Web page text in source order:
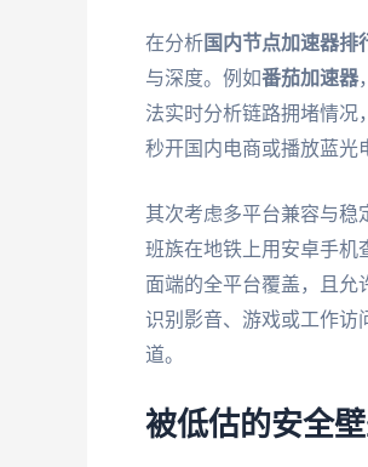
在分析国内节点加速器排
与深度。例如番茄加速器
法实时分析链路拥堵情况
秒开国内电商或播放蓝光
其次考虑多平台兼容与稳
班族在地铁上用安卓手机
面端的全平台覆盖，且允
识别影音、游戏或工作访
道。
被低估的安全